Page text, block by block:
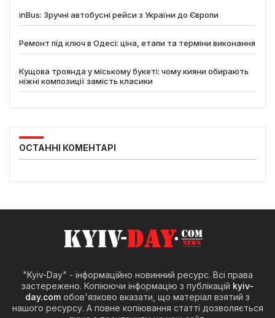
inBus: Зручні автобусні рейси з України до Європи
Ремонт під ключ в Одесі: ціна, етапи та терміни виконання
Кущова троянда у міському букеті: чому кияни обирають
ніжні композиції замість класики
ОСТАННІ КОМЕНТАРІ
"Kyiv-Day" - інформаційно новинний ресурс. Всі права
застережено. Копіюючи інформацію з публікацій kyiv-
day.com обов'язково вказати, що матеріал взятий з
нашого ресурсу. А повне копіювання статті дозволяється